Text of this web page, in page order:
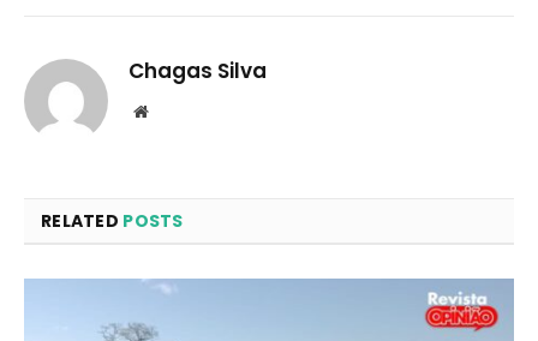
Chagas Silva
Website
RELATED POSTS